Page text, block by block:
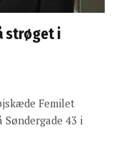
strøget i
Femilet
43 i